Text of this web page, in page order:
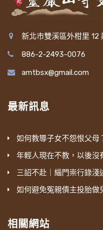
新北市雙溪區外柑里 12
886-2-2493-0076
amtbsx@gmail.com
最新訊息
如何教導子女不怨恨父母
年輕人現在不教，以後沒
三詔不赴｜緇門崇行錄淺
如何避免冤親債主投胎做
相關網站